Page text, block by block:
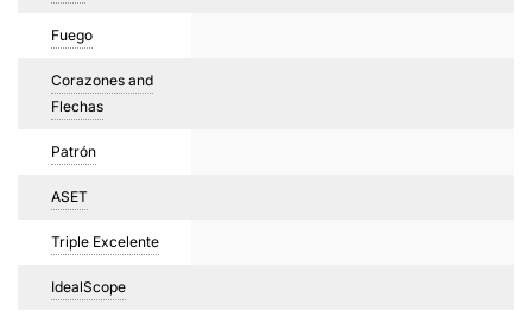
Fuego
Corazones and
Flechas
Patrón
ASET
Triple Excelente
IdealScope